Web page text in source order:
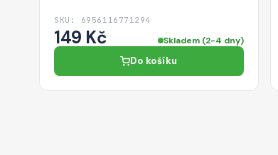
SKU: 6956116771294
149 Kč Skladem (2-4 dny)
Do košíku